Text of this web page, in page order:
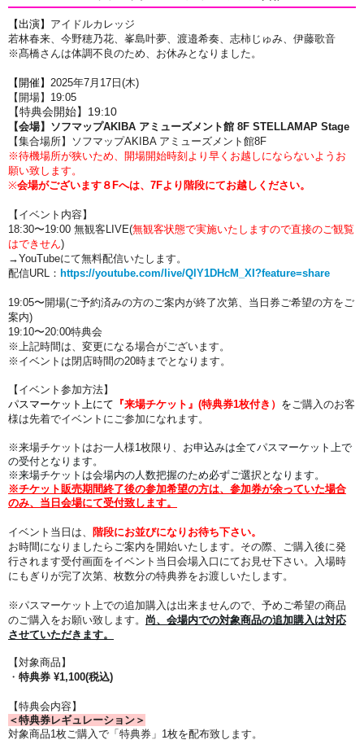
【出演】 アイドルカレッジ
若林春来、今野穂乃花、 峯島叶夢、 渡邉希奏、志柿じゅみ、伊藤歌音
※髙橋さんは体調不良のため、お休みとなりました。
【開催】 2025年7月17 日(木)
【開場】19:05
【特典会開始】19:10
【会場】ソフマップAKIBA アミューズメント館 8F STELLAMAP Stage
【集合場所】
ソフマップAKIBA アミューズメント館8F
※待機場所が狭いため、開場開始時刻より早くお越しにならないようお
願い致します。
※会場がございます８Fへは、7Fより階段にてお越しください。
【イベント内容】
18:30〜19:00 無観客LIVE(無観客状態で実施いたしますので直接のご観覧
はできせん)
→YouTubeにて無料配信いたします。
配信URL： https://youtube.com/live/QlY1DHcM_XI?feature=share
19:05〜開場(ご予約済みの方のご案内が終了次第、当日券ご希望の方をご
案内)
19:10〜20:00特典会
※上記時間は、変更になる場合がございます。
※イベントは閉店時間の20時までとなります。
【イベント参加方法】
パスマーケット上にて 『来場チケット』(特典券1枚付き） をご購入のお客
様は先着でイベントにご参加になれます。
※来場チケットはお一人様1枚限り、 お申込みは全てパスマーケット上で
の受付となります。
※来場チケット は会場内の人数把握のため必ずご選択となります。
※チケット販売期間終了後の参加希望の方は、参加券が余っていた場合
のみ、当日会場にて受付致します。
イベント当日は、
階段にお並びになりお待ち下さい。
お時間になりましたらご案内を開始いたします。その際、 ご購入後に発
行されます受付画面をイベント当日会場入口にてお見せ下さい。
入場時
にもぎりが完了次第、枚数分の特典券をお渡しいたします。
※パスマーケット上での追加購入は出来ませんので、予めご希望の商品
のご購入をお願い致します。 尚、会場内での対象商品の追加購入は対応
させていただきます。
【対象商品】
・ 特典券 ¥1,100(税込)
【特典会内容】
＜特典券レギュレーション＞
対象商品1枚ご購入で「特典券」1枚を配布致します。